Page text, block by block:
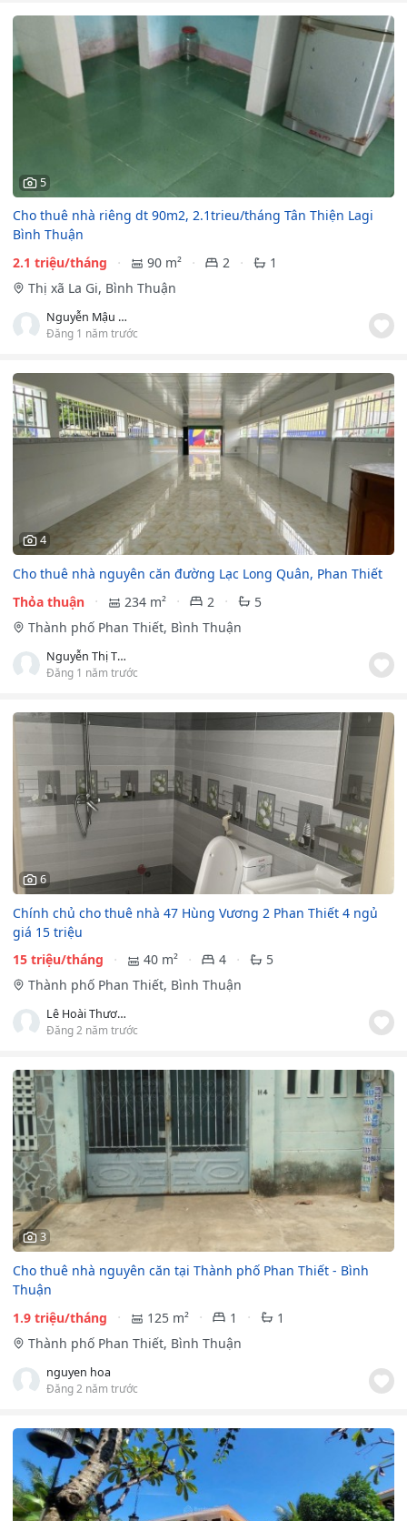
5
Cho thuê nhà riêng dt 90m2, 2.1trieu/tháng Tân Thiện Lagi
Bình Thuận
2.1 triệu/tháng
90 m² 2
1
Thị xã La Gi, Bình Thuận
Nguyễn Mậu Thành
Đăng 1 năm trước
4
Cho thuê nhà nguyên căn đường Lạc Long Quân, Phan Thiết
Thỏa thuận
234 m² 2
5
Thành phố Phan Thiết, Bình Thuận
Nguyễn Thị Thanh Lam
Đăng 1 năm trước
6
Chính chủ cho thuê nhà 47 Hùng Vương 2 Phan Thiết 4 ngủ
giá 15 triệu
15 triệu/tháng
40 m² 4
5
Thành phố Phan Thiết, Bình Thuận
Lê Hoài Thương
Đăng 2 năm trước
3
Cho thuê nhà nguyên căn tại Thành phố Phan Thiết - Bình
Thuận
1.9 triệu/tháng
125 m² 1
1
Thành phố Phan Thiết, Bình Thuận
nguyen hoa
Đăng 2 năm trước